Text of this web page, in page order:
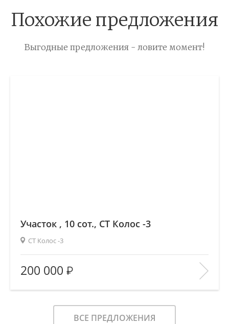
Похожие предложения
Выгодные предложения - ловите момент!
Участок , 10 сот., СТ Колос -3
СТ Колос -3
Площадь (общ/жил/кух), м2:
—/—/—
Количество комнат:
—
Этаж:
—/—
В ИЗБРАННОЕ
200 000
ВСЕ ПРЕДЛОЖЕНИЯ